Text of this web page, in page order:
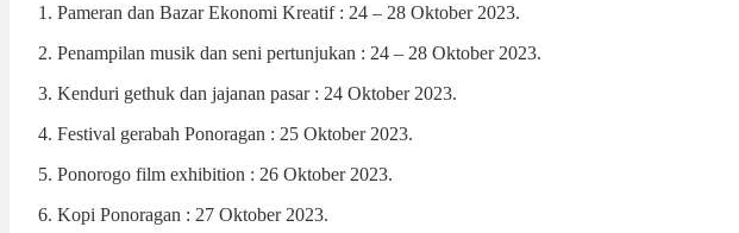
Pameran dan Bazar Ekonomi Kreatif : 24 – 28 Oktober 2023.
Penampilan musik dan seni pertunjukan : 24 – 28 Oktober 2023.
Kenduri gethuk dan jajanan pasar : 24 Oktober 2023.
Festival gerabah Ponoragan : 25 Oktober 2023.
Ponorogo film exhibition : 26 Oktober 2023.
Kopi Ponoragan : 27 Oktober 2023.